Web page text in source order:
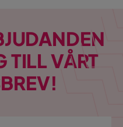
TILL VÅRT